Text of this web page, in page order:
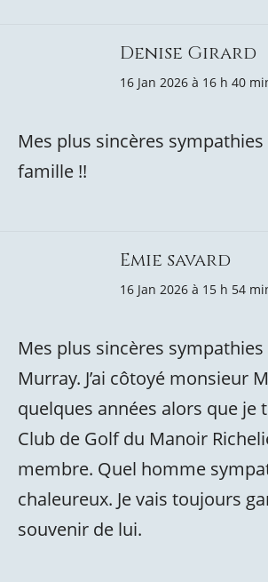
Denise Girard
16 Jan 2026 à 16 h 40
Mes plus sincères
famille !!
Emie savard
16 Jan 2026 à 15 h 54
Mes plus sincères
Murray. J’ai côtoyé monsieur
quelques années alors que je
Club de Golf du Manoir
membre. Quel homme
chaleureux. Je vais toujours
souvenir de lui.